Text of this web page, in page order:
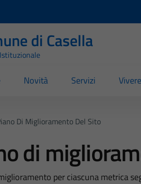
di Casella
Novità Servizi
Di Miglioramento Del Sito
di
per ciascuna metrica